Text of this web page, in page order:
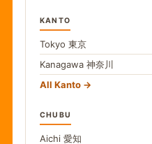
KANTO
Tokyo 東京
Kanagawa 神奈川
All Kanto
CHUBU
Aichi 愛知